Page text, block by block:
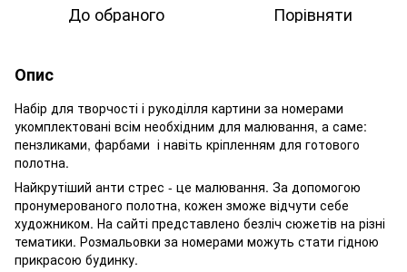
До обраного Порівняти
Опис
Набір для творчості і рукоділля картини за номерами
укомплектовані всім необхідним для малювання, а саме:
пензликами, фарбами і навіть кріпленням для готового
полотна.
Найкрутіший анти стрес - це малювання. За допомогою
пронумерованого полотна, кожен зможе відчути себе
художником. На сайті представлено безліч сюжетів на різні
тематики. Розмальовки за номерами можуть стати гідною
прикрасою будинку.